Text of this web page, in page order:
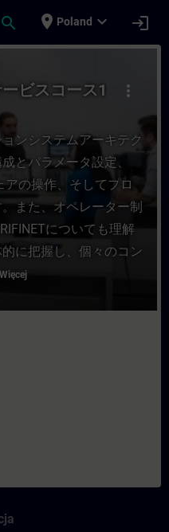
search place Poland expand_more login
400サービスコ
more_vert
ビスコース1
ンシステムアーキテク
とパラメータ設定、
アの操作、そしてプロ
また、オペレーター制
についても理解
に把握し、個々のコン
Więcej